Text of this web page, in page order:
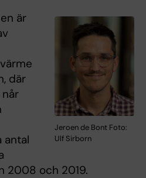
Jeroen de Bont Foto:
Ulf Sirborn
är
där
antal
2008 och 2019.